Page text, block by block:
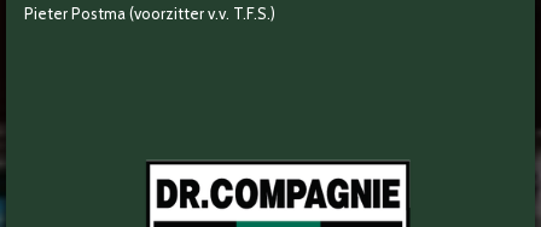
Pieter Postma (voorzitter v.v. T.F.S.)